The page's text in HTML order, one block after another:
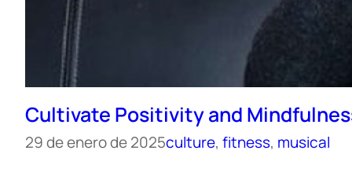
Cultivate Positivity and
29 de enero de 2025culture, fitness, musical